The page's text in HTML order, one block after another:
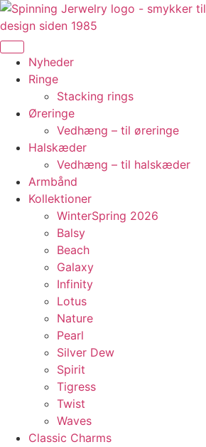
Videre
til
indhold
Nyheder
Ringe
Stacking rings
Øreringe
Vedhæng – til øreringe
Halskæder
Vedhæng – til halskæder
Armbånd
Kollektioner
WinterSpring 2026
Balsy
Beach
Galaxy
Infinity
Lotus
Nature
Pearl
Silver Dew
Spirit
Tigress
Twist
Waves
Classic Charms